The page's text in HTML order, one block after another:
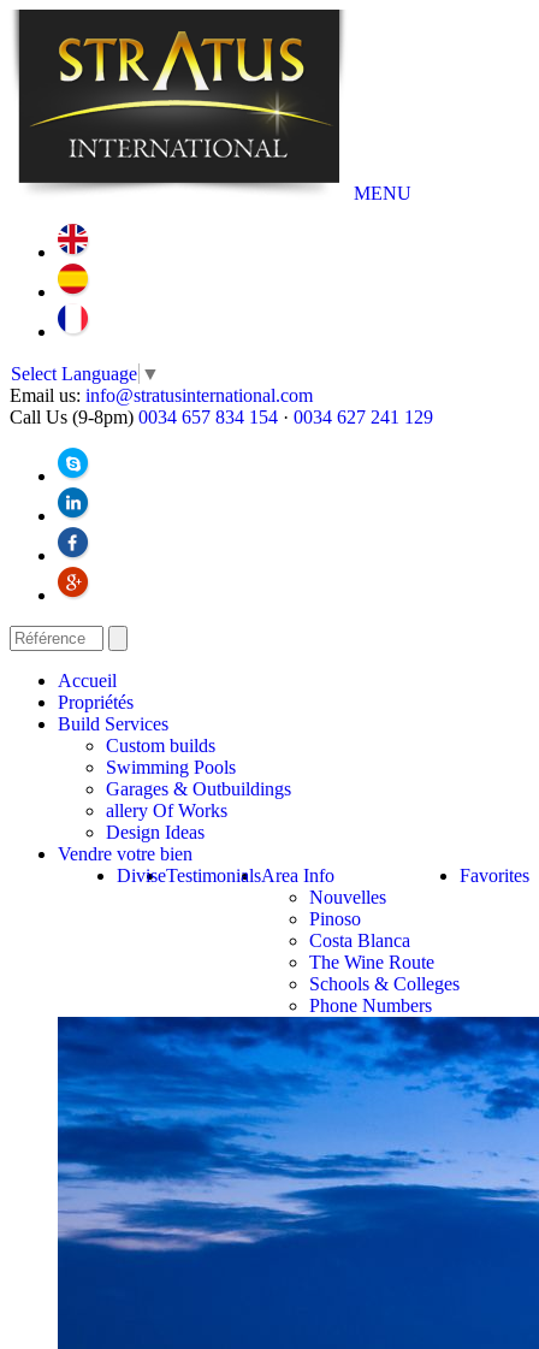
MENU
Select Language ▼
Email us: info@stratusinternational.com
Call Us (9-8pm) 0034 657 834 154 · 0034 627 241 129
Accueil
Propriétés
Build Services
Custom builds
Swimming Pools
Garages & Outbuildings
allery Of Works
Design Ideas
Vendre votre bien
Favorites
Area Info
Nouvelles
Pinoso
Costa Blanca
The Wine Route
Schools & Colleges
Phone Numbers
Testimonials
Divise